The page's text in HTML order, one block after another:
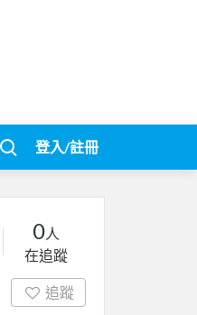
登入/註冊
0人
在追蹤
追蹤